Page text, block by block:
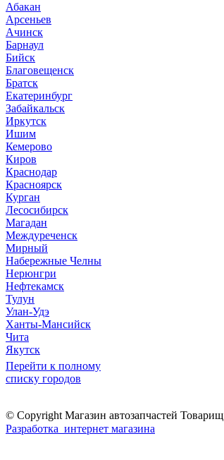
Абакан
Арсеньев
Ачинск
Барнаул
Бийск
Благовещенск
Братск
Екатеринбург
Забайкальск
Иркутск
Ишим
Кемерово
Киров
Краснодар
Красноярск
Курган
Лесосибирск
Магадан
Междуреченск
Мирный
Набережные Челны
Нерюнгри
Нефтекамск
Тулун
Улан-Удэ
Ханты-Мансийск
Чита
Якутск
Перейти к полному
списку городов
© Copyright Магазин автозапчастей Товарищ
Разработка интернет магазина